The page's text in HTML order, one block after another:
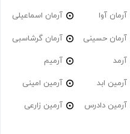
آرمان آوا آرمان اسماعیلی
آرمان حسینی آرمان گرشاسبی
آرمد آرمیم
آرمین ابد آرمین امینی
آرمین دادرس آرمین زارعی